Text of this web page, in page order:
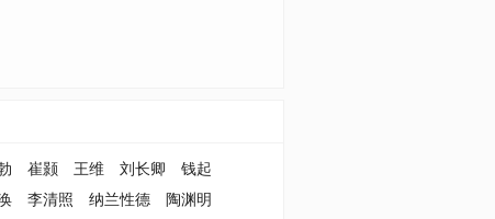
崔颢 王维 刘长卿
钱起
李清照 纳兰性德
陶渊明